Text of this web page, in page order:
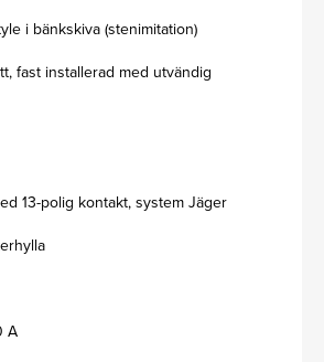
i bänkskiva (stenimitation)
fast installerad med utvändig
13-polig kontakt, system Jäger
A